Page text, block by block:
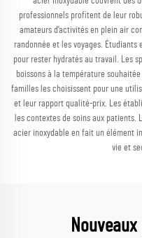
professionnels profitent de leur
amateurs d’activités en plein air
randonnée et les voyages.
pour rester hydratés au travail. Les
boissons à la température
familles les choisissent pour une
et leur rapport qualité-prix. Les
les contextes de soins aux patients.
acier inoxydable en fait un élément
vie et